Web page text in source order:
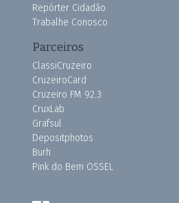
Repórter Cidadão
Trabalhe Conosco
Parceiros
ClassiCruzeiro
CruzeiroCard
Cruzeiro FM 92.3
CruxLab
Grafsul
Depositphotos
Burh
Pink do Bem OSSEL